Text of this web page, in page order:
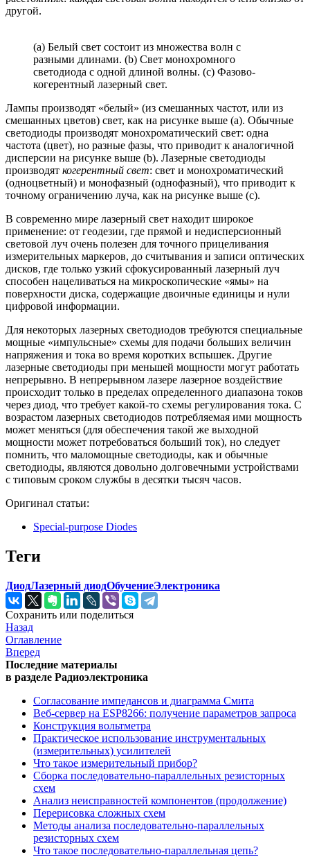
другой.
(a) Белый свет состоит из множества волн с
разными длинами. (b) Свет монохромного
светодиода с одной длиной волны. (c) Фазово-
когерентный лазерный свет.
Лампы производят «белый» (из смешанных частот, или из
смешанных цветов) свет, как на рисунке выше (a). Обычные
светодиоды производят монохроматический свет: одна
частота (цвет), но разные фазы, что приводит к аналогичной
дисперсии на рисунке выше (b). Лазерные светодиоды
производят когерентный свет: свет и монохроматический
(одноцветный) и монофазный (однофазный), что приводит к
точному ограничению луча, как на рисунке выше (c).
В современно мире лазерный свет находит широкое
применение: от геодезии, где прямой и недисперсионный
световой луч очень полезен для точного прицеливания
измерительных маркеров, до считывания и записи оптических
дисков, где только узкий сфокусированный лазерный луч
способен нацеливаться на микроскопические «ямы» на
поверхности диска, содержащие двоичные единицы и нули
цифровой информации.
Для некоторых лазерных светодиодов требуются специальные
мощные «импульсные» схемы для подачи больших величин
напряжения и тока во время коротких вспышек. Другие
лазерные светодиоды при меньшей мощности могут работать
непрерывно. В непрерывном лазере лазерное воздействие
происходит только в пределах определенного диапазона токов
через диод, что требует какой-то схемы регулирования тока. С
возрастом лазерных светодиодов потребляемая ими мощность
может меняться (для обеспечения такой же выходной
мощности может потребоваться больший ток), но следует
помнить, что маломощные светодиоды, как и обычные
светодиоды, являются довольно долговечными устройствами
с типовым сроком службы в десятки тысяч часов.
Оригинал статьи:
Special-purpose Diodes
Теги
ДиодЛазерный диодОбучениеЭлектроника
Сохранить или поделиться
Назад
Оглавление
Вперед
Последние материалы
в разделе Радиоэлектроника
Согласование импедансов и диаграмма Смита
Веб-сервер на ESP8266: получение параметров запроса
Конструкция вольтметра
Практическое использование инструментальных
(измерительных) усилителей
Что такое измерительный прибор?
Сборка последовательно-параллельных резисторных
схем
Анализ неисправностей компонентов (продолжение)
Перерисовка сложных схем
Методы анализа последовательно-параллельных
резисторных схем
Что такое последовательно-параллельная цепь?